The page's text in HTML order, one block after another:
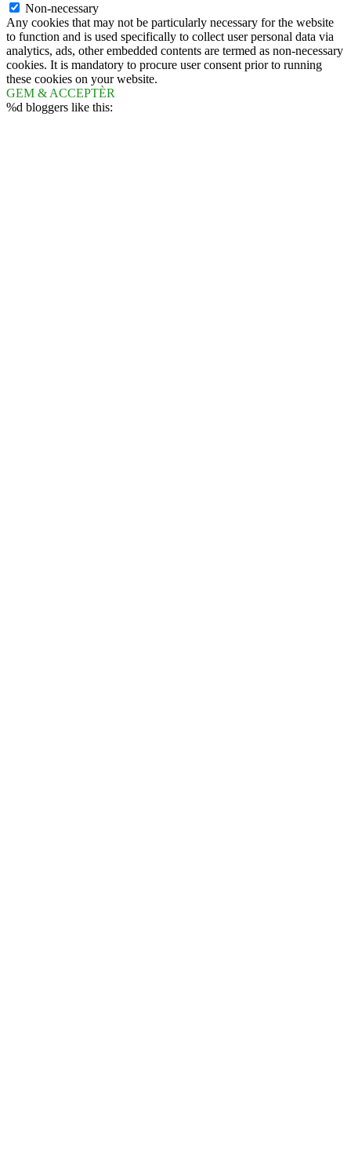
Non-necessary
Any cookies that may not be particularly necessary for the website
to function and is used specifically to collect user personal data via
analytics, ads, other embedded contents are termed as non-necessary
cookies. It is mandatory to procure user consent prior to running
these cookies on your website.
GEM & ACCEPTÈR
%d bloggers like this: